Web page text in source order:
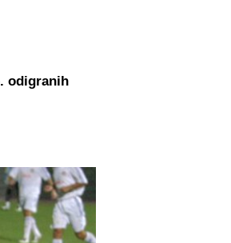
odigranih